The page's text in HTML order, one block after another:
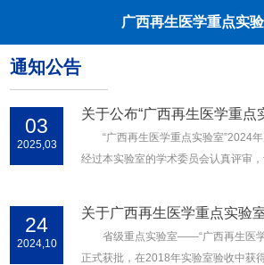
广西再生医学重点实
通知公告
03
2025,03
“广西再生医学重点实验室”2024年
经过本实验室的学术委员会认真评审
24
2024,10
省级重点实验室——“广西再生医学
正式获批，在2018年实验室验收中获